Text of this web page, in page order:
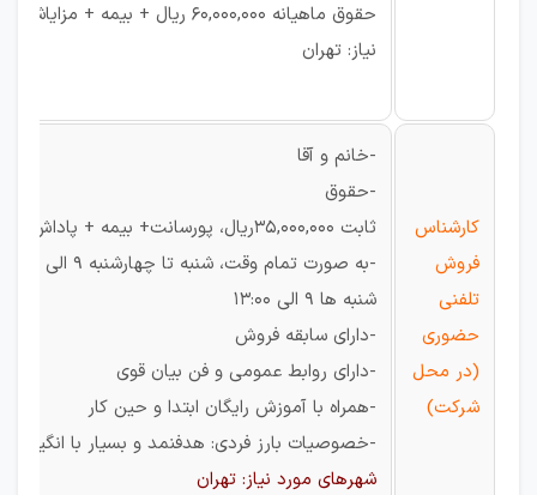
حقوق ماهیانه 60,000,000 ریال + بیمه +
نیاز: تهران
کارشناس
فروش
تلفنی
حضوری
(در محل
شرکت)
-خانم و آقا
-حقوق
ثابت 35,000,000ریال، پورسانت+ بیمه + پاداش و مزایای عالی
شنبه ها 9 الی 13:00
-دارای سابقه فروش
-دارای روابط عمومی و فن بیان قوی
-همراه با آموزش رایگان ابتدا و حین کار
-خصوصیات بارز فردی: هدفنمد و بسیار با انگیزه
شهرهای مورد نیاز: تهران